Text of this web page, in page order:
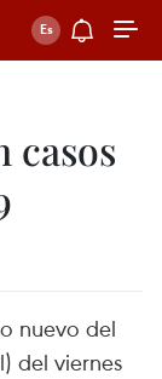
casos
nuevo del
del viernes